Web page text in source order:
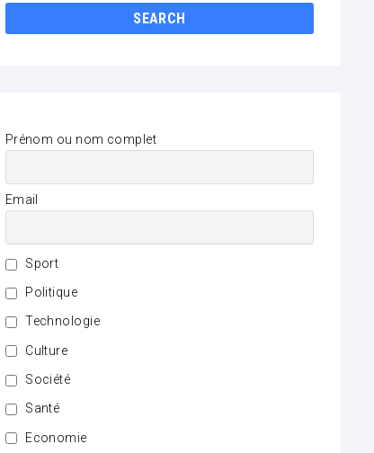
SEARCH
Prénom ou nom complet
Email
Sport
Politique
Technologie
Culture
Société
Santé
Economie